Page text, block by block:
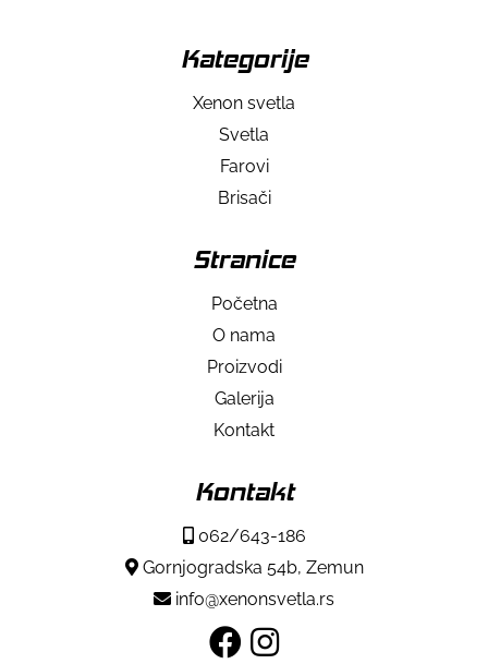
Kategorije
Xenon svetla
Svetla
Farovi
Brisači
Stranice
Početna
O nama
Proizvodi
Galerija
Kontakt
Kontakt
062/643-186
Gornjogradska 54b, Zemun
info@xenonsvetla.rs